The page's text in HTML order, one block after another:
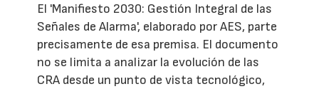
El 'Manifiesto 2030: Gestión Integral de las
Señales de Alarma', elaborado por AES, parte
precisamente de esa premisa. El documento
no se limita a analizar la evolución de las
CRA desde un punto de vista tecnológico,